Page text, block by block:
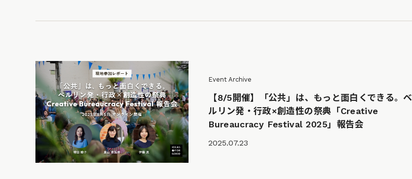
Event Archive
【8/5開催】「公共」は、もっと面白くできる。ベ
ルリン発・行政×創造性の祭典「Creative
Bureaucracy Festival 2025」報告会
2025.07.23